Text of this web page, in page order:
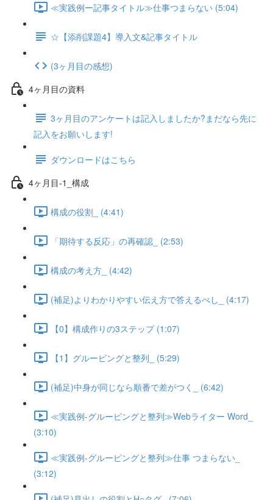
≪実践例ー記事タイトル≫仕事つまらない (5:04)
☆【添削課題4】導入文&記事タイトル
(3ヶ月目の感想)
4ヶ月目の資料
3ヶ月目のアンケートは記入しましたか?まだなら先に
記入をお願いします!
ダウンロードはこちら
4ヶ月目-1_構成
構成の役割_ (4:41)
「期待する反応」の再確認_ (2:53)
構成の考え方_ (4:42)
(補足)よりわかりやすい伝え方で答えるべし_ (4:17)
【0】構成作りの3ステップ (1:07)
【1】グルーピングと整列_ (5:29)
(補足)中身が同じなら順番で差がつく_ (6:42)
≪実践例-グルーピングと整列≫Webライター Word_
(3:10)
≪実践例-グルーピングと整列≫仕事 つまらない_
(3:12)